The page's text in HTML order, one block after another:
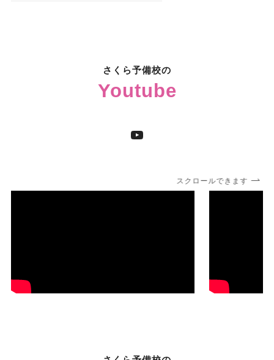
さくら予備校の
Youtube
YouTube
スクロールできます